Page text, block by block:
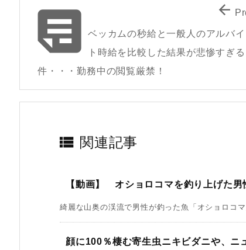
ベッカムの秒給と一般人のアルバイ
ト時給を比較した結果が悲惨すぎる
件・・・勤務中の閲覧厳禁！

 関連記事
【動画】 オショロコマを釣り上げた男
綺麗な山奥の渓流で男性が釣った魚「オショロコ
顔に100％棲む寄生虫ニキビダニや、ニ